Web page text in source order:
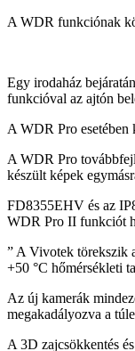
A WDR funkciónak
Egy irodaház
funkcióval az ajtón
A WDR Pro esetében
A WDR Pro
készült képek
FD8355EHV és az
WDR Pro II funkciót
” A Vivotek törekszik
+50 °C hőmérsékleti
Az új kamerák
megakadályozva a
A 3D zajcsökkentés